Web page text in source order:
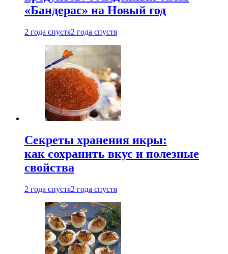
«Бандерас» на Новый год
2 года спустя2 года спустя
Секреты хранения икры:
как сохранить вкус и полезные
свойства
2 года спустя2 года спустя